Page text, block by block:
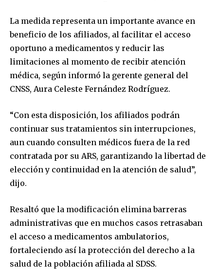
La medida representa un importante avance en
beneficio de los afiliados, al facilitar el acceso
oportuno a medicamentos y reducir las
limitaciones al momento de recibir atención
médica, según informó la gerente general del
CNSS, Aura Celeste Fernández Rodríguez.
“Con esta disposición, los afiliados podrán
continuar sus tratamientos sin interrupciones,
aun cuando consulten médicos fuera de la red
contratada por su ARS, garantizando la libertad de
elección y continuidad en la atención de salud”,
dijo.
Resaltó que la modificación elimina barreras
administrativas que en muchos casos retrasaban
el acceso a medicamentos ambulatorios,
fortaleciendo así la protección del derecho a la
salud de la población afiliada al SDSS.